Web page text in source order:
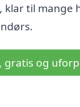
klar til mange
gratis og